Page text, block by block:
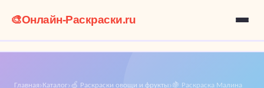
🎨Онлайн-Раскраски.ru
Главная›Каталог›🍏 Раскраски овощи и фрукты›🍇 Раскраска Малина